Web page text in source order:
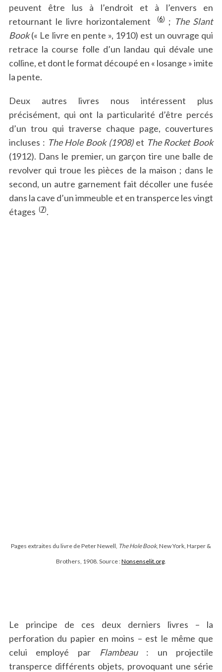
peuvent être lus à l’endroit et à l’envers en
retournant le livre horizontalement(6) ; The Slant
Book(« Le livre en pente », 1910) est un ouvrage qui
retrace la course folle d’un landau qui dévale une
colline, et dont le format découpé en « losange » imite
la pente.
Deux autres livres nous intéressent plus
précisément, qui ont la particularité d’être percés
d’un trou qui traverse chaque page, couvertures
incluses : The Hole Book (1908) et The Rocket Book
(1912). Dans le premier, un garçon tire une balle de
revolver qui troue les pièces de la maison ; dans le
second, un autre garnement fait décoller une fusée
dans la cave d’un immeuble et en transperce les vingt
étages (7).
Pages extraites du livre de Peter Newell, The Hole Book, New York, Harper &
Brothers, 1908. Source :Nonsenselit.org
Le principe de ces deux derniers livres – la
perforation du papier en moins – est le même que
celui employé par
Flambeau: un projectile
transperce différents objets, provoquant une série